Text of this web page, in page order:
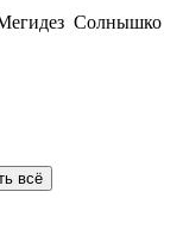
Солнышко
всё